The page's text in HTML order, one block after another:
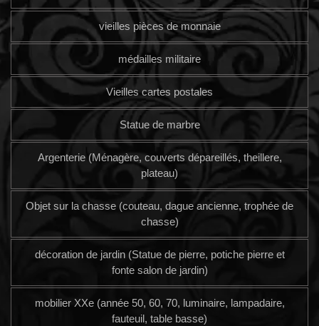
vieilles pièces de monnaie
médailles militaire
Vieilles cartes postales
Statue de marbre
Argenterie (Ménagère, couverts dépareillés, theillere,
plateau)
Objet sur la chasse (couteau, dague ancienne, trophée de
chasse)
décoration de jardin (Statue de pierre, potiche pierre et
fonte salon de jardin)
mobilier XXe (année 50, 60, 70, luminaire, lampadaire,
fauteuil, table basse)